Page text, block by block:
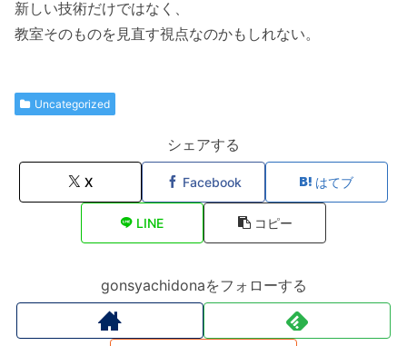
新しい技術だけではなく、
教室そのものを見直す視点なのかもしれない。
Uncategorized
シェアする
X Facebook はてブ
LINE コピー
gonsyachidonaをフォローする